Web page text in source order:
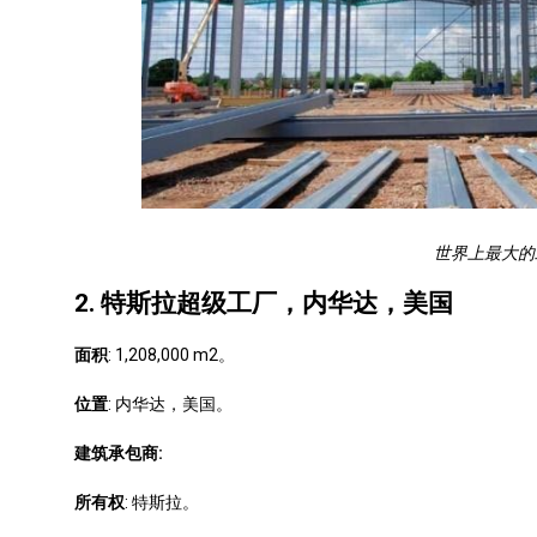
世界上最大
2. 特斯拉超级工厂，内华达，美国
面积: 1,208,000 m2。
位置: 内华达，美国。
建筑承包商:
所有权: 特斯拉。